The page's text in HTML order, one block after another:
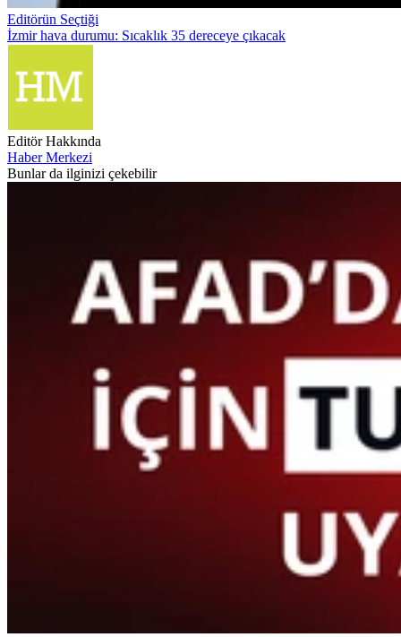
Editörün Seçtiği
İzmir hava durumu: Sıcaklık 35 dereceye çıkacak
Editör Hakkında
Haber Merkezi
Bunlar da ilginizi çekebilir